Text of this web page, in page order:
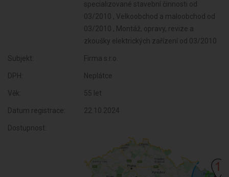
specializované stavební činnosti od
03/2010 , Velkoobchod a maloobchod od
03/2010 , Montáž, opravy, revize a
zkoušky elektrických zařízení od 03/2010
Subjekt: Firma s.r.o.
DPH: Neplátce
Věk: 55 let
Datum registrace: 22.10.2024
Dostupnost: